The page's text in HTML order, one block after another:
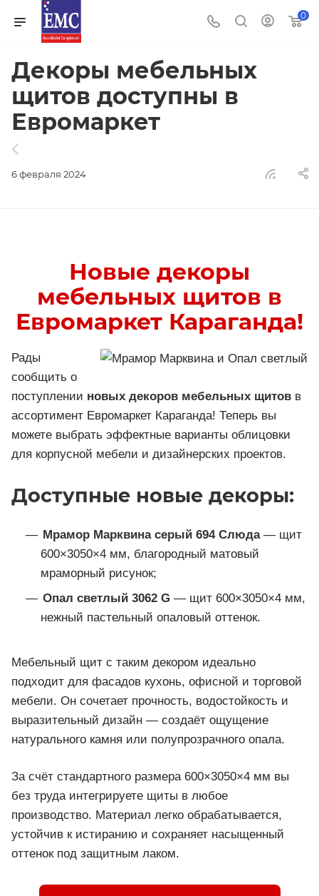
0
Декоры мебельных
щитов доступны в
Евромаркет
6 февраля 2024
Новые декоры
мебельных щитов в
Евромаркет Караганда!
Рады
сообщить о
поступлении новых декоров мебельных щитов в
ассортимент Евромаркет Караганда! Теперь вы
можете выбрать эффектные варианты облицовки
для корпусной мебели и дизайнерских проектов.
Доступные новые декоры:
Мрамор Марквина серый 694 Слюда— щит
600×3050×4 мм, благородный матовый
мраморный рисунок;
Опал светлый 3062 G — щит 600×3050×4 мм,
нежный пастельный опаловый оттенок.
Мебельный щит с таким декором идеально
подходит для фасадов кухонь, офисной и торговой
мебели. Он сочетает прочность, водостойкость и
выразительный дизайн — создаёт ощущение
натурального камня или полупрозрачного опала.
За счёт стандартного размера 600×3050×4 мм вы
без труда интегрируете щиты в любое
производство. Материал легко обрабатывается,
устойчив к истиранию и сохраняет насыщенный
оттенок под защитным лаком.